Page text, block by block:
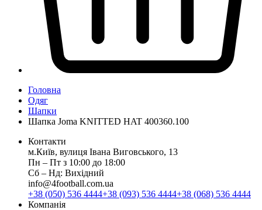
Головна
Одяг
Шапки
Шапка Joma KNITTED HAT 400360.100
Контакти
м.Київ, вулиця Івана Виговського, 13
Пн ‒ Пт з 10:00 до 18:00
Сб ‒ Нд: Вихідний
info@4football.com.ua
+38 (050) 536 4444+38 (093) 536 4444+38 (068) 536 4444
Компанія